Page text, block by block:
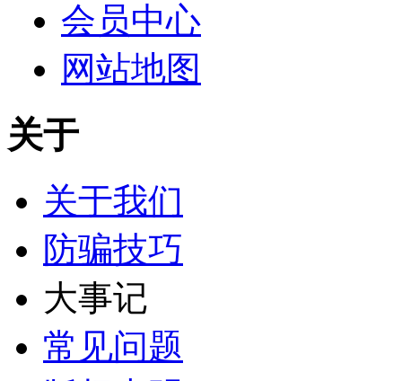
会员中心
网站地图
关于
关于我们
防骗技巧
大事记
常见问题